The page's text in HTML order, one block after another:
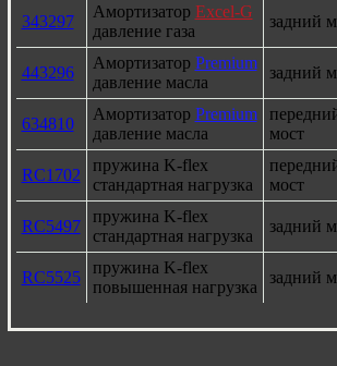
343297
Амортизатор Excel-G
давление газа
задний
443296
Амортизатор Premium
давление масла
задний
634810
Амортизатор Premium
давление масла
мост
RC1702
пружина K-flex
стандартная нагрузка
мост
RC5497
пружина K-flex
стандартная нагрузка
задний
RC5525
пружина K-flex
повышенная нагрузка
задний